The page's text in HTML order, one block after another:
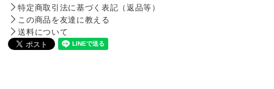
特定商取引法に基づく表記（返品等）
この商品を友達に教える
送料について